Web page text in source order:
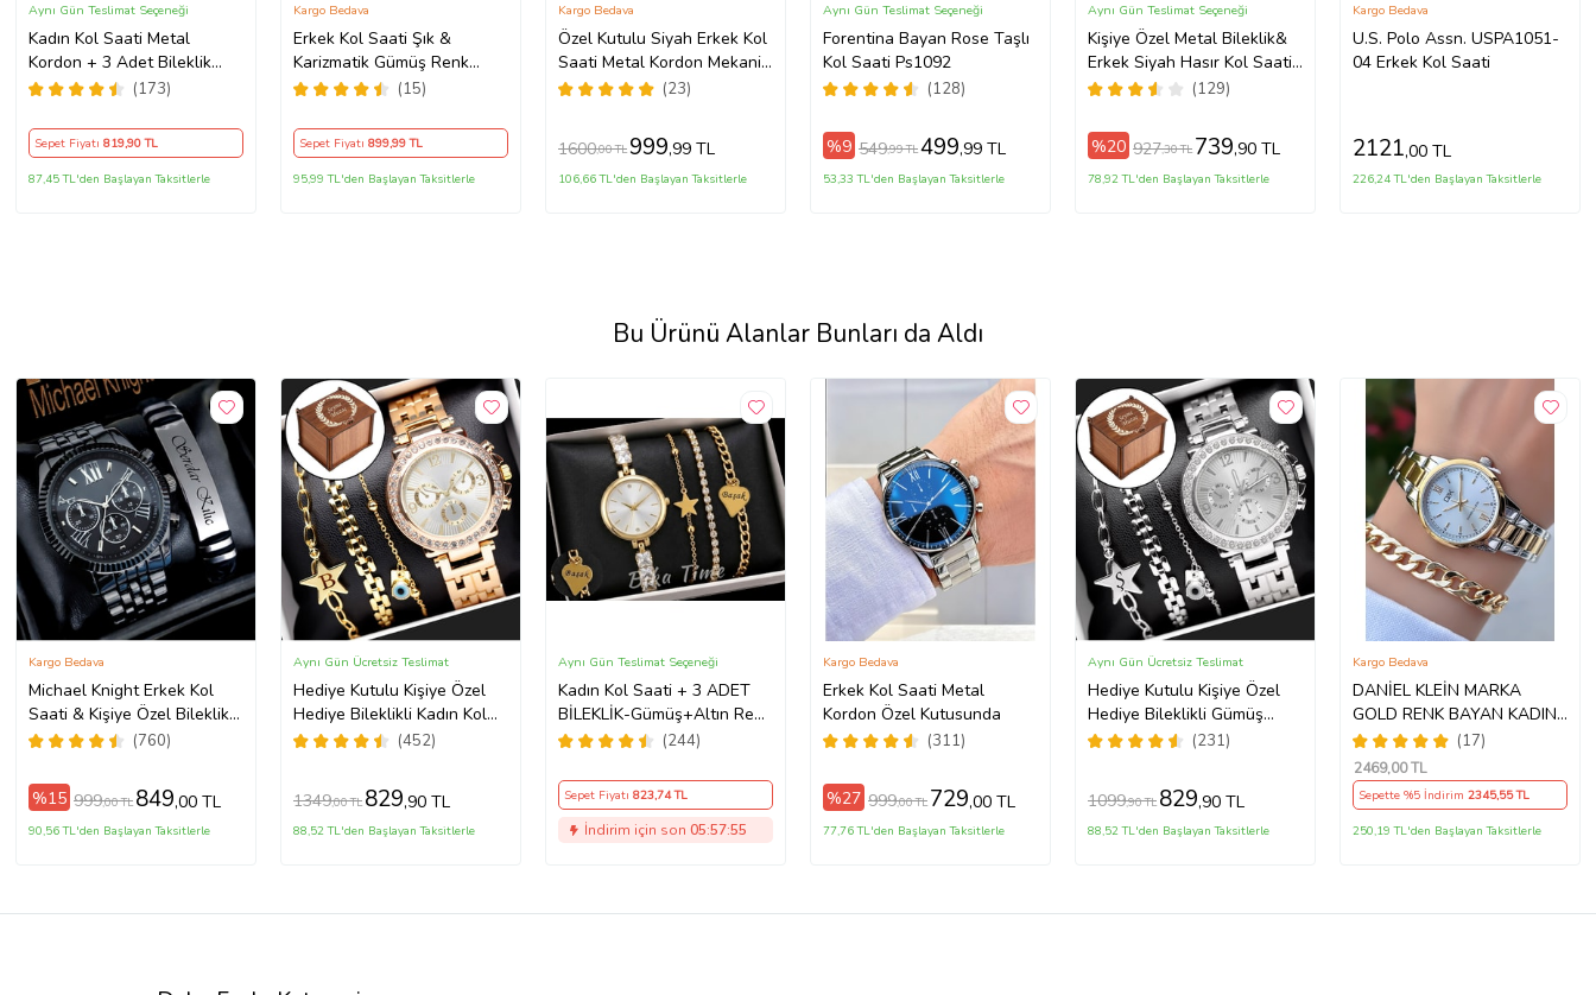
Kadın Kol Saati Metal
Kordon + 3 Adet Bileklik
Kişiye Özel Hediye Kadına
(173)
Aynı Gün Teslimat Seçeneği
Sepet Fiyatı 819,90 TL
87,45 TL'den Başlayan Taksitlerle
Erkek Kol Saati Şık &
Karizmatik Gümüş Renk
Metal Kordonlu(15)
Kargo Bedava
Sepet Fiyatı 899,99 TL
95,99 TL'den Başlayan Taksitlerle
Özel Kutulu Siyah Erkek Kol
Saati Metal Kordon Mekanik
Motor Garantili Hediye Kart
(23)
Kargo Bedava
1600,00 TL 999,99 TL
106,66 TL'den Başlayan Taksitlerle
Forentina Bayan Rose Taşlı
Kol Saati Ps1092
(128)
Aynı Gün Teslimat Seçeneği
%9 549,99 TL499,99 TL
53,33 TL'den Başlayan Taksitlerle
Kişiye Özel Metal Bileklik&
Erkek Siyah Hasır Kol Saati
Hediye Seti
(129)
Aynı Gün Teslimat Seçeneği
%20 927,30 TL 739,90 TL
78,92 TL'den Başlayan Taksitlerle
U.S. Polo Assn. USPA1051-
04 Erkek Kol Saati
Kargo Bedava
2121,00 TL
226,24 TL'den Başlayan Taksitlerle
Bu Ürünü Alanlar Bunları da Aldı
Michael Knight Erkek Kol
Saati & Kişiye Özel Bileklik
Hediye Seti Mk(760)
Kargo Bedava
%15 999,00 TL 849,00 TL
90,56 TL'den Başlayan Taksitlerle
Hediye Kutulu Kişiye Özel
Hediye Bileklikli Kadın Kol
Saati Özel Kutusunda (Gold)
(452)
Aynı Gün Ücretsiz Teslimat
1349,00 TL 829,90 TL
88,52 TL'den Başlayan Taksitlerle
Kadın Kol Saati + 3 ADET
BİLEKLİK-Gümüş+Altın Renk
Seçeneği ayarlanabilir
BİLEKLİK HEDİYE Altın Renk
- Kız Arkadaşa hediye (Altın)
(244)
Aynı Gün Teslimat Seçeneği
Sepet Fiyatı 823,74 TL
İndirim için son 05:57:54
Erkek Kol Saati Metal
Kordon Özel Kutusunda
(311)
Kargo Bedava
%27 999,00 TL 729,00 TL
77,76 TL'den Başlayan Taksitlerle
Hediye Kutulu Kişiye Özel
Hediye Bileklikli Gümüş
Kadın Kol Saati Özel
(231)
Aynı Gün Ücretsiz Teslimat
1099,90 TL 829,90 TL
88,52 TL'den Başlayan Taksitlerle
DANİEL KLEİN MARKA
GOLD RENK BAYAN KADIN
SAAT AKSESUAR BİLEKLİK
HEDİYELİ
(17)
Kargo Bedava
2469,00 TL
Sepette %5 İndirim2345,55 TL
250,19 TL'den Başlayan Taksitlerle